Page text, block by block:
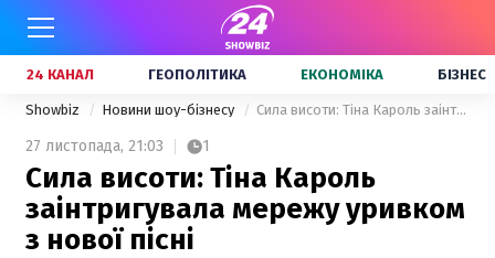
24 КАНАЛ ГЕОПОЛІТИКА ЕКОНОМІКА БІЗНЕС
Showbiz Новини шоу-бізнесу Сила висоти: Тіна Кароль заінтригувала мережу уривком з нової пісні
27 листопада, 21:03 1
Сила висоти: Тіна Кароль
заінтригувала мережу уривком
з нової пісні